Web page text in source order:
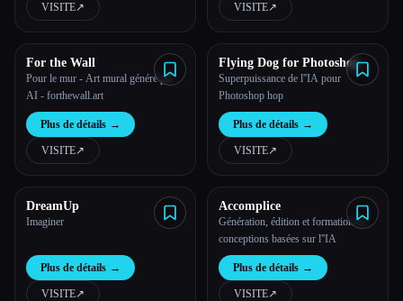
VISITE↗︎ VISITE↗︎
For the Wall
Pour le mur - Art mural généré par
AI - forthewall.art
Plus de détails →
VISITE↗︎
Flying Dog for Photoshop
Superpuissance de l''IA pour
Photoshop hop
Plus de détails →
VISITE↗︎
DreamUp
Imaginer
Plus de détails →
VISITE↗︎
Accomplice
Génération, édition et formation de
conceptions basées sur l''IA
Plus de détails →
VISITE↗︎